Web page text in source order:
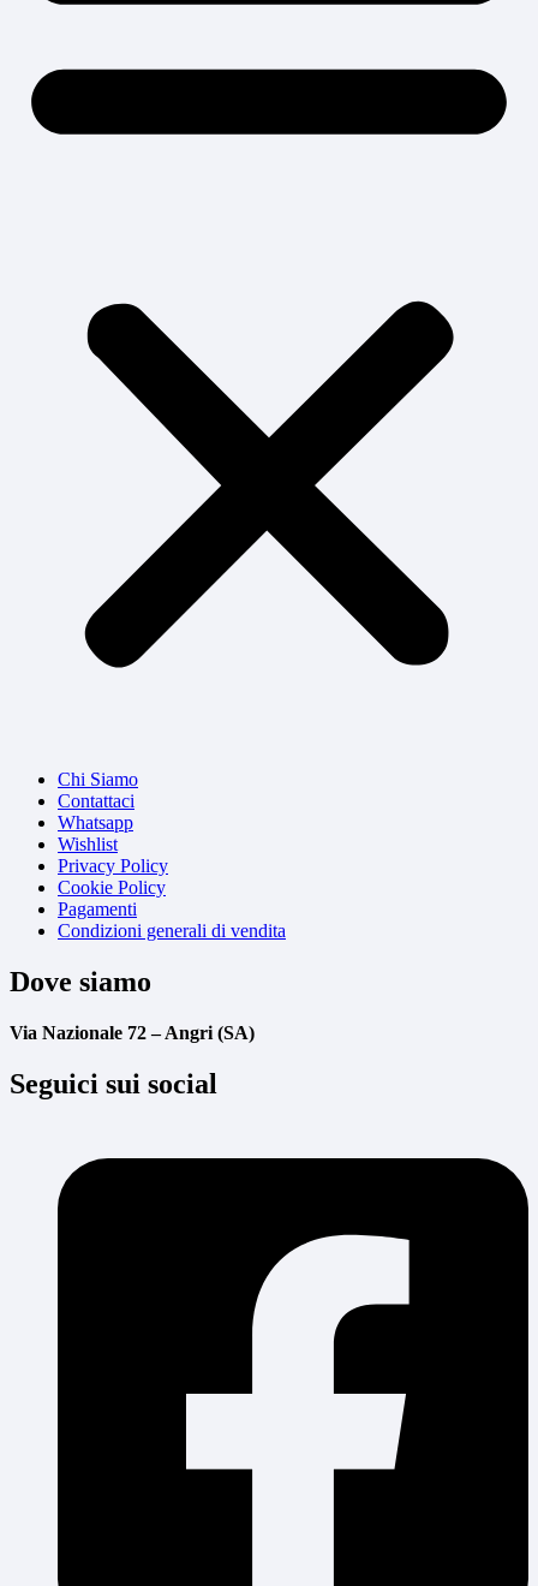
Chi Siamo
Contattaci
Whatsapp
Wishlist
Privacy Policy
Cookie Policy
Pagamenti
Condizioni generali di vendita
Dove siamo
Via Nazionale 72 – Angri (SA)
Seguici sui social